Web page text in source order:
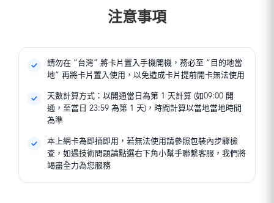
注意事項
請勿在 “台灣” 將卡片置入手機開機，務必至 “目的地當
地” 再將卡片置入使用，以免造成卡片提前開卡無法使用
天數計算方式：以開通當日為第 1 天計算 (如09:00 開
通，至當日 23:59 為第 1 天)，時間計算以當地當地時間
為準
本上網卡為即插即用，若無法使用請參照包裝內步驟檢
查，如遇技術問題請點選右下角小幫手聯繫客服，我們將
竭盡全力為您服務